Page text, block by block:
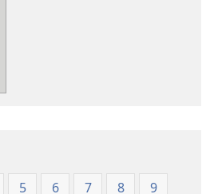
Ụwa
5 6 7 8
9